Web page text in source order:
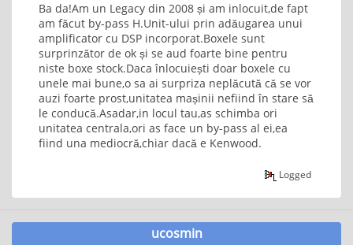
Ba da!Am un Legacy din 2008 și am inlocuit,de fapt
am făcut by-pass H.Unit-ului prin adăugarea unui
amplificator cu DSP incorporat.Boxele sunt
surprinzător de ok și se aud foarte bine pentru
niste boxe stock.Daca înlocuiești doar boxele cu
unele mai bune,o sa ai surpriza neplăcută că se vor
auzi foarte prost,unitatea mașinii nefiind în stare să
le conducă.Asadar,in locul tau,as schimba ori
unitatea centrala,ori as face un by-pass al ei,ea
fiind una mediocră,chiar dacă e Kenwood.
Logged
ucosmin